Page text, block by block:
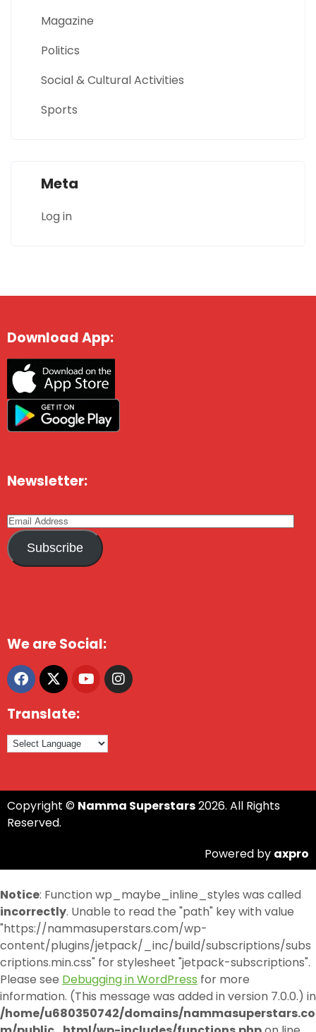
Magazine
Politics
Social & Cultural Activities
Sports
Meta
Log in
Download App:
Newsletter:
Subscribe
We are Social:
Translate:
Copyright © Namma Superstars2026. All Rights
Reserved.
Powered by axpro
Notice: Function wp_maybe_inline_styles was called
incorrectly. Unable to read the "path" key with value
"https://nammasuperstars.com/wp-
content/plugins/jetpack/_inc/build/subscriptions/subs
criptions.min.css" for stylesheet "jetpack-subscriptions".
Please see Debugging in WordPress for more
information. (This message was added in version 7.0.0.) in
/home/u680350742/domains/nammasuperstars.co